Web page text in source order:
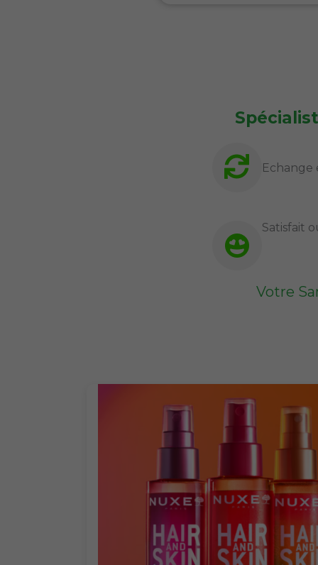
Echange
Satisfait
Votre